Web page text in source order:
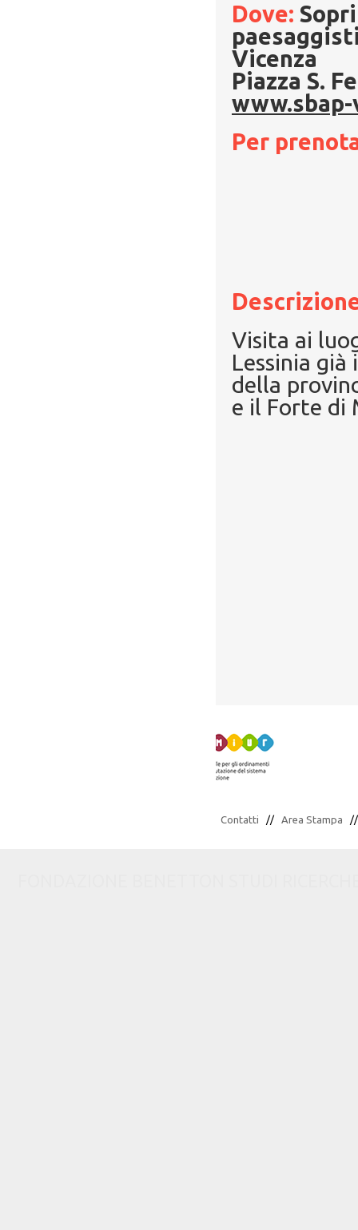
Dove:
Vicenza
Piazza S.
Per
Visita ai
Lessinia
della
e il Forte di
Contatti // Area Stampa